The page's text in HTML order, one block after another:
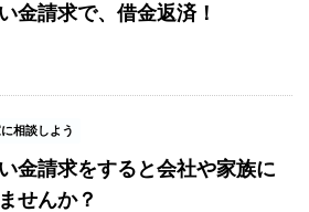
金請求で、借金返済！
相談しよう
金請求をすると会社や家族に
せんか？